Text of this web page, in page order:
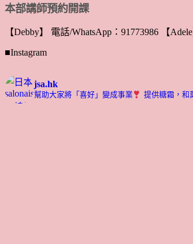
本部講師預約開課
【Debby】 電話/WhatsApp：91773986 【
■Instagram
jsa.hk
幫助大家將「喜好」變成事業 提供糖霜，和